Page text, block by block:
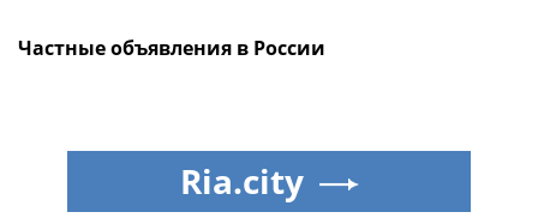
Частные объявления в России
Ria.city